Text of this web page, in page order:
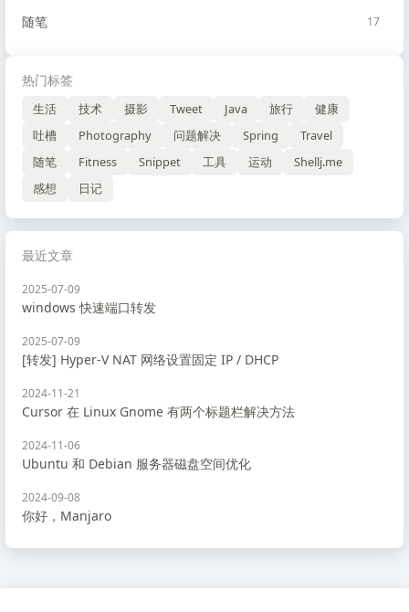
随笔 17
热门标签
生活 技术 摄影 Tweet Java 旅行
健康
吐槽
Photography 问题解决 Spring
Travel
随笔
Fitness Snippet 工具 运动
Shellj.me
感想
日记
最近文章
2025-07-09
windows 快速端口转发
2025-07-09
[转发] Hyper-V NAT 网络设置固定 IP / DHCP
2024-11-21
Cursor 在 Linux Gnome 有两个标题栏解决方法
2024-11-06
Ubuntu 和 Debian 服务器磁盘空间优化
2024-09-08
你好，Manjaro